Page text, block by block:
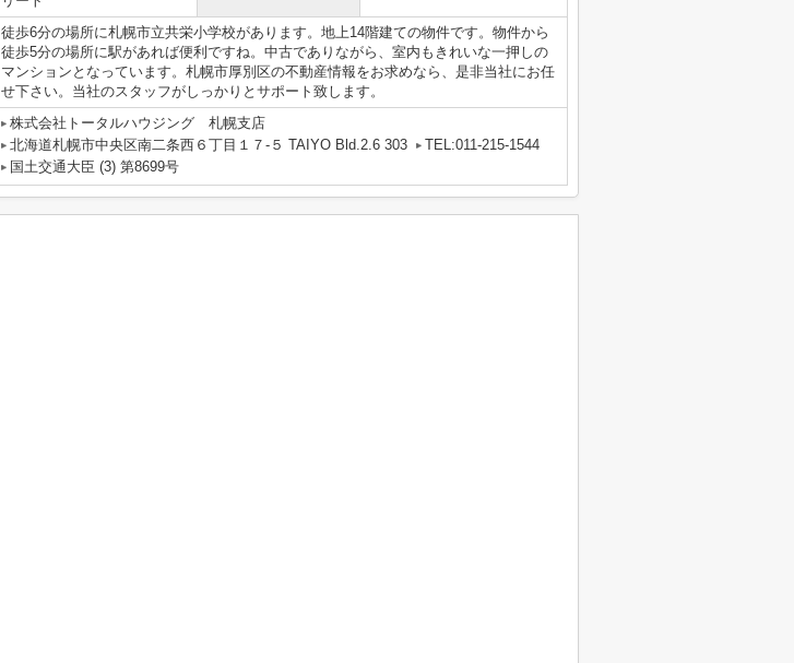
徒歩6分の場所に札幌市立共栄小学校があります。地上14階建ての物件です。物件から
徒歩5分の場所に駅があれば便利ですね。中古でありながら、室内もきれいな一押しの
マンションとなっています。札幌市厚別区の不動産情報をお求めなら、是非当社にお任
せ下さい。当社のスタッフがしっかりとサポート致します。
株式会社トータルハウジング 札幌支店
北海道札幌市中央区南二条西６丁目１７‐５ TAIYO Bld.2.6 303
TEL:011-215-1544
国土交通大臣 (3) 第8699号